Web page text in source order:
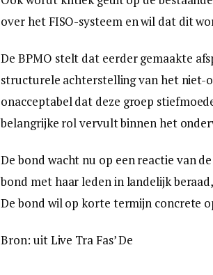
over het FISO-systeem en wil dat dit
De BPMO stelt dat eerder gemaakte
structurele achterstelling van het niet-
onacceptabel dat deze groep
belangrijke rol vervult binnen het
De bond wacht nu op een reactie van
bond met haar leden in landelijk
De bond wil op korte termijn concrete
Bron: uit Live Tra Fas’ De